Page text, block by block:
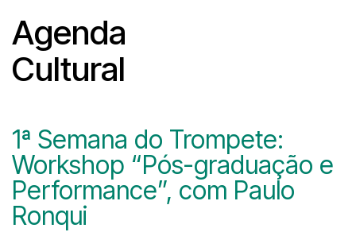
Agenda
Cultural
1ª Semana do Trompete:
Workshop “Pós-graduação e
Performance”, com Paulo
Ronqui